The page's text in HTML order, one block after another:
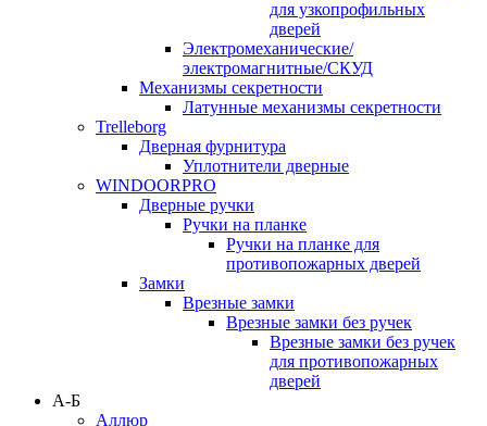
для узкопрофильных
дверей
Электромеханические/
электромагнитные/СКУД
Механизмы секретности
Латунные механизмы секретности
Trelleborg
Дверная фурнитура
Уплотнители дверные
WINDOORPRO
Дверные ручки
Ручки на планке
Ручки на планке для
противопожарных дверей
Замки
Врезные замки
Врезные замки без ручек
Врезные замки без ручек
для противопожарных
дверей
А-Б
Аллюр